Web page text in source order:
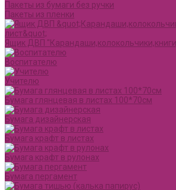
Пакеты из бумаги без ручки
Пакеты из пленки
Ящик ДВП
Воспитателю
Учителю
Бумага глянцевая в листах 100*70см
Бумага дизайнерская
Бумага крафт в листах
Бумага крафт в рулонах
Бумага пергамент